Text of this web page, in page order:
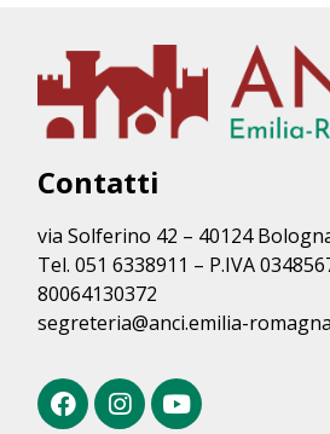
Contatti
via Solferino 42 – 40124
Tel. 051 6338911 – P.IVA
80064130372
segreteria@anci.emilia-